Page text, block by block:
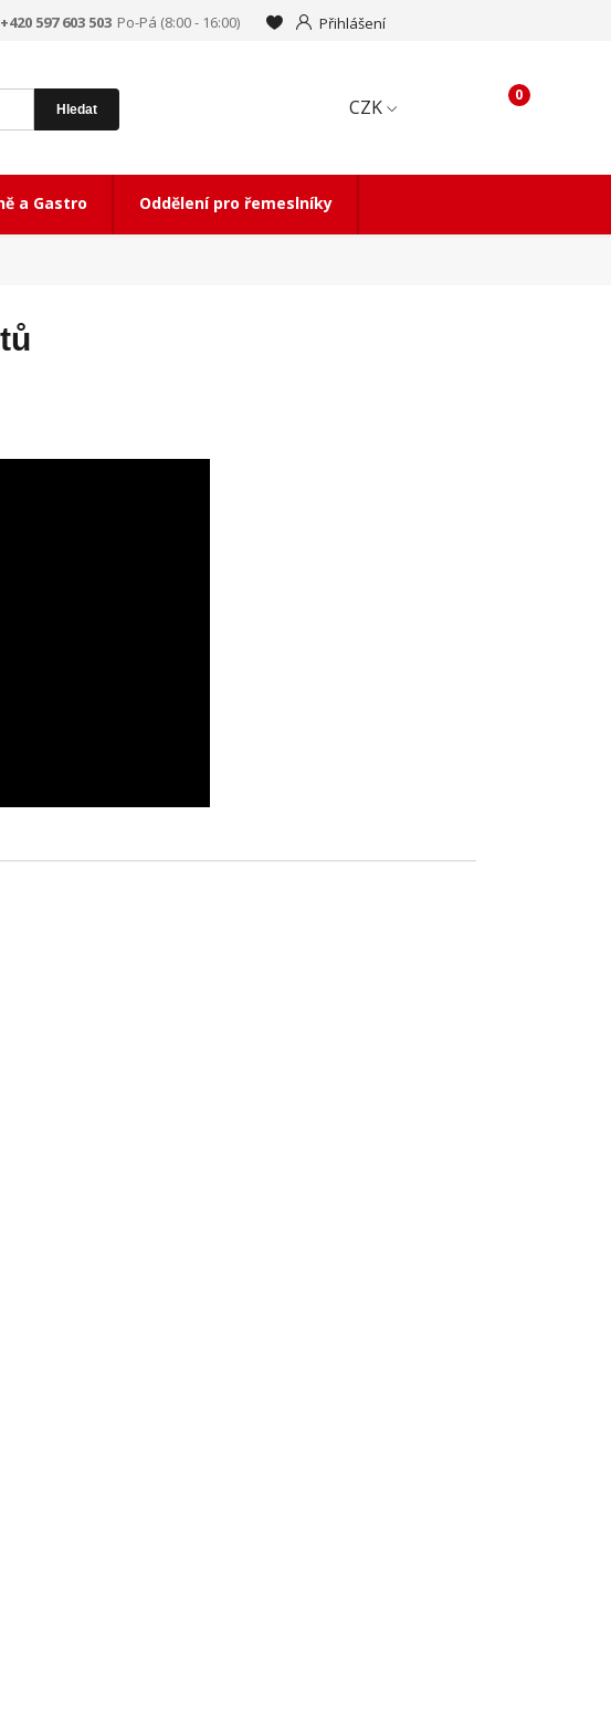
CZK
Přihlášení
Hledat
+420 597 603 503 Po-Pá (8:00 - 16:00)
0
a Gastro Oddělení pro řemeslníky